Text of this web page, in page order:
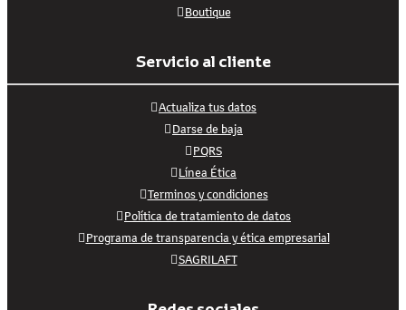
Boutique
Servicio al cliente
Actualiza tus datos
Darse de baja
PQRS
Línea Ética
Terminos y condiciones
Política de tratamiento de datos
Programa de transparencia y ética empresarial
SAGRILAFT